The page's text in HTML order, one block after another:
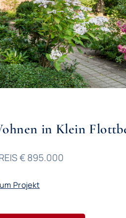
in Klein
€ 895.000
Projekt